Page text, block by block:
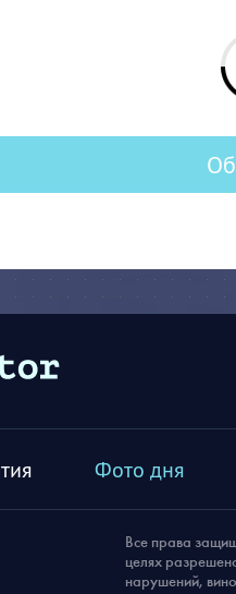
Фото дня
Все права
целях
нарушений,